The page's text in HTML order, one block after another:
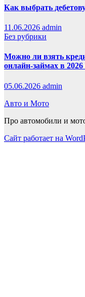
Как выбрать
11.06.2026 admin
Без рубрики
Можно ли взять
онлайн-займах в 2026
05.06.2026 admin
Авто и Мото
Про автомобили и
Сайт работает на